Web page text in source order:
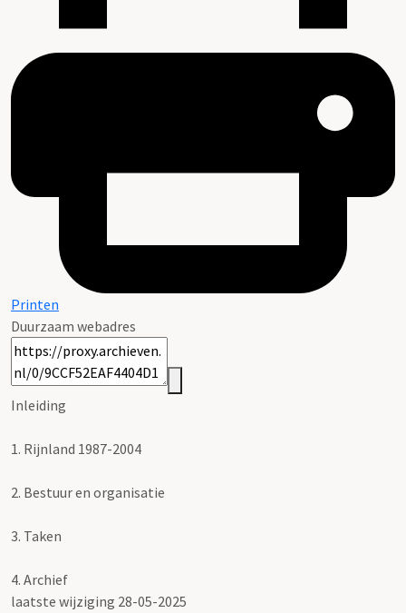
Printen
Duurzaam webadres
Inleiding
1. Rijnland 1987-2004
2. Bestuur en organisatie
3. Taken
4. Archief
laatste wijziging 28-05-2025